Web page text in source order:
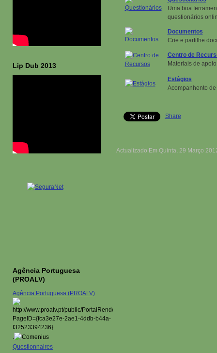
Uma boa
questionários
Documentos
Crie e partilhe
Centro de
Materiais de
Estágios
Acompanhento
Share
Actualizado Em Quinta, 29 Março
Lip Dub 2013
Agência Portuguesa
(PROALV)
Agência Portuguesa (PROALV)
.
Questionnaires